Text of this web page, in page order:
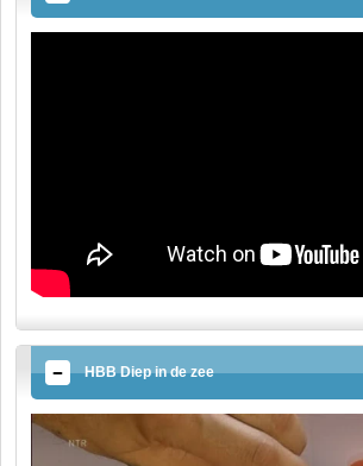
HBB Diep in de zee